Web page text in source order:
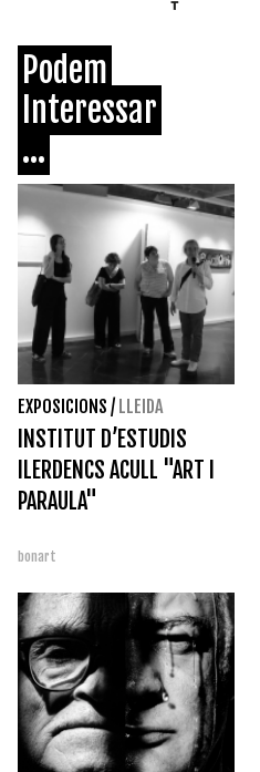
Podem
Interessar
...
EXPOSICIONS / LLEIDA
INSTITUT D’ESTUDIS
ILERDENCS ACULL "ART I
PARAULA"
bonart